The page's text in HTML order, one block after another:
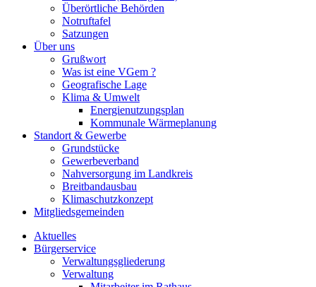
Überörtliche Behörden
Notruftafel
Satzungen
Über uns
Grußwort
Was ist eine VGem ?
Geografische Lage
Klima & Umwelt
Energienutzungsplan
Kommunale Wärmeplanung
Standort & Gewerbe
Grundstücke
Gewerbeverband
Nahversorgung im Landkreis
Breitbandausbau
Klimaschutzkonzept
Mitgliedsgemeinden
Aktuelles
Bürgerservice
Verwaltungsgliederung
Verwaltung